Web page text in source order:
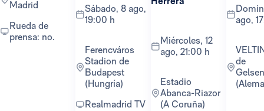
Madrid
Rueda de
prensa: no.
sábado, 8 ago,
19:00 h
Ferencváros
Stadion de
Budapest
(Hungría)
Realmadrid TV
miércoles, 12
ago, 21:00 h
Estadio
Abanca-Riazor
(A Coruña)
domingo, 16
ago,
VELTINS-Arena
de